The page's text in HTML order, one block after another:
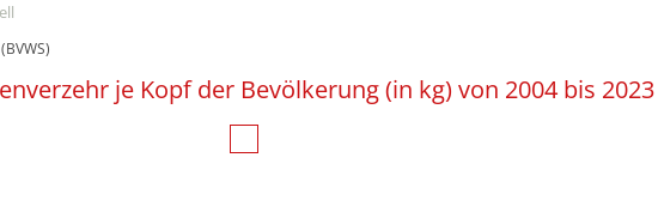
je Kopf der Bevölkerung (in kg) von 2004 bis 2023